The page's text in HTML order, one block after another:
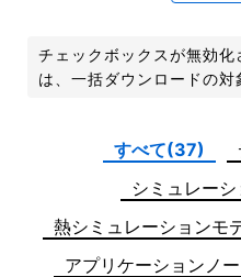
チェックボックスが無効化
は、一括ダウンロードの対
すべて(37)
シミュレー
熱シミュレーションモ
アプリケーションノ